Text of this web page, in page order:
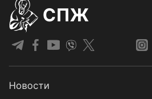
СПЖ
Новости